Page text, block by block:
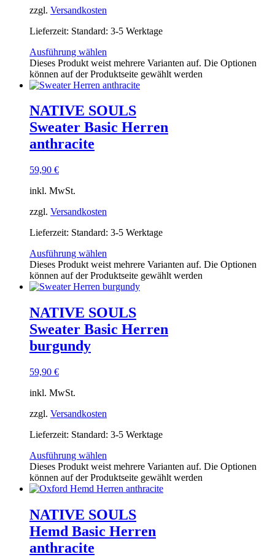
zzgl. Versandkosten
Lieferzeit: Standard: 3-5 Werktage
Ausführung wählen
Dieses Produkt weist mehrere Varianten auf. Die Optionen
können auf der Produktseite gewählt werden
NATIVE SOULS
Sweater Basic Herren
anthracite
59,90 €
inkl. MwSt.
zzgl. Versandkosten
Lieferzeit: Standard: 3-5 Werktage
Ausführung wählen
Dieses Produkt weist mehrere Varianten auf. Die Optionen
können auf der Produktseite gewählt werden
NATIVE SOULS
Sweater Basic Herren
burgundy
59,90 €
inkl. MwSt.
zzgl. Versandkosten
Lieferzeit: Standard: 3-5 Werktage
Ausführung wählen
Dieses Produkt weist mehrere Varianten auf. Die Optionen
können auf der Produktseite gewählt werden
NATIVE SOULS
Hemd Basic Herren
anthracite